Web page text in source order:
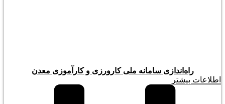
راه‌اندازی سامانه ملی کارورزی و کارآموزی معدن
اطلاعات بیشتر